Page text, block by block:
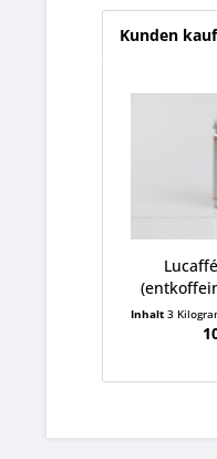
Kunden
Inhalt 3